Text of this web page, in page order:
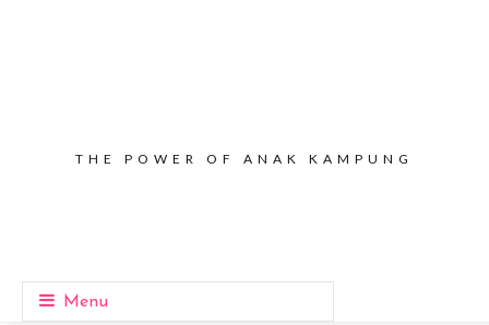
THE POWER OF ANAK KAMPUNG
Menu